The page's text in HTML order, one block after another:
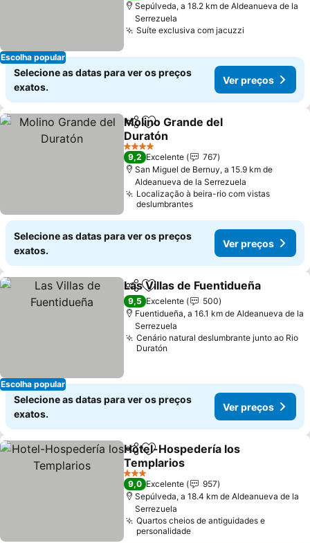
Escolha popular
Sepúlveda, a 18.2 km de Aldeanueva de la
Serrezuela
Suíte exclusiva com jacuzzi
Selecione as datas para ver os preços
exatos.
Ver preços
PartilharAdicionar aos favoritos
Molino Grande del
Duratón
4 Estrelas
9,2 Excelente
767
San Miguel de Bernuy, a 15.9 km de
Aldeanueva de la Serrezuela
Localização à beira-rio com vistas
deslumbrantes
Selecione as datas para ver os preços
exatos.
Ver preços
Escolha popular
PartilharAdicionar aos favoritos
Las Villas de Fuentidueña
9,5 Excelente
500
Fuentidueña, a 16.1 km de Aldeanueva de la
Serrezuela
Cenário natural deslumbrante junto ao Rio
Duratón
Selecione as datas para ver os preços
exatos.
Ver preços
PartilharAdicionar aos favoritos
Hotel-Hospedería los
Templarios
3 Estrelas
9,0 Excelente
957
Sepúlveda, a 18.4 km de Aldeanueva de la
Serrezuela
Quartos cheios de antiguidades e
personalidade